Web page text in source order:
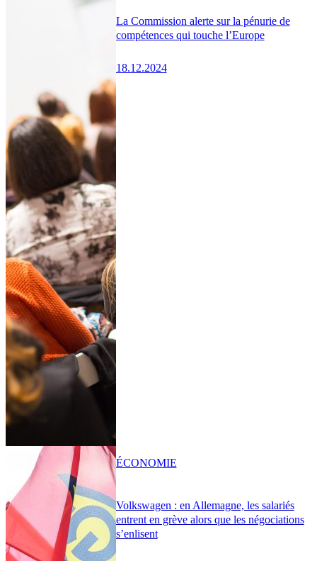
La Commission alerte sur la pénurie de
compétences qui touche l’Europe
18.12.2024
Volkswagen : en Allemagne, les salariés
entrent en grève alors que les négociations
s’enlisent
ÉCONOMIE